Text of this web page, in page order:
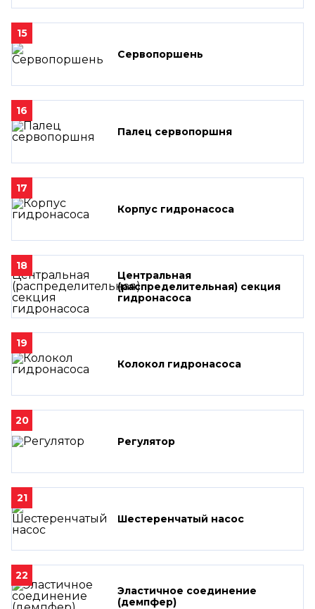
15
Сервопоршень
16
Палец сервопоршня
17
Корпус гидронасоса
18
Центральная
(распределительная) секция
гидронасоса
19
Колокол гидронасоса
20
Регулятор
21
Шестеренчатый насос
22
Эластичное соединение
(демпфер)